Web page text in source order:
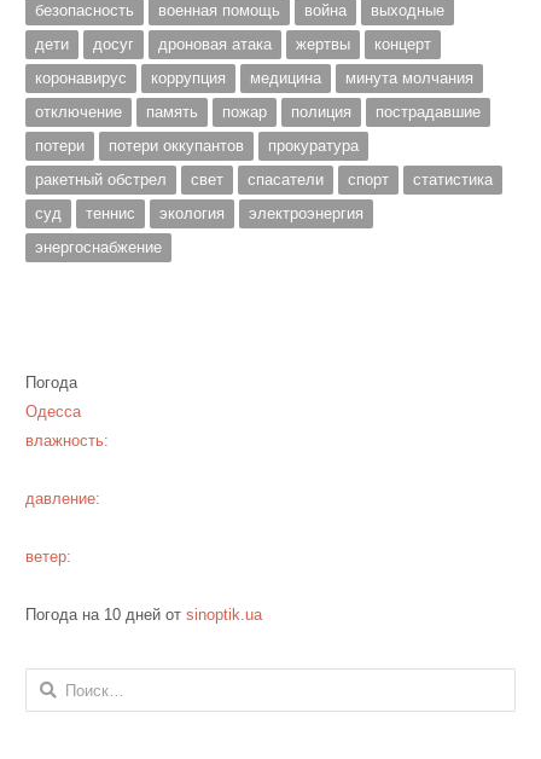
безопасность
военная помощь война
выходные
дети
досуг дроновая атака жертвы
концерт
коронавирус
коррупция медицина
минута молчания
отключение
память пожар полиция
пострадавшие
потери
потери оккупантов
прокуратура
ракетный обстрел
свет спасатели спорт
статистика
суд
теннис экология
электроэнергия
энергоснабжение
Погода
Одесса
влажность:
давление:
ветер:
Погода на 10 дней от sinoptik.ua
Найти: